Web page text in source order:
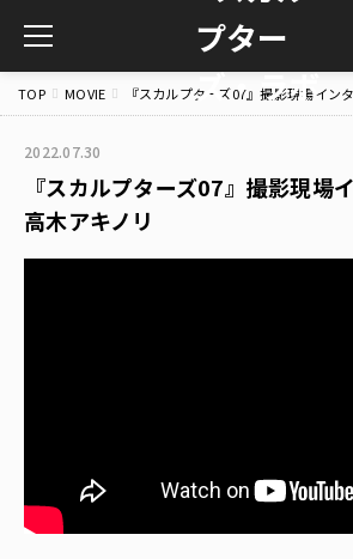
toggle
navigation
TOP MOVIE 『スカルプターズ07』撮影現場イン
2022.07.30
『スカルプターズ07』撮影現場
高木アキノリ